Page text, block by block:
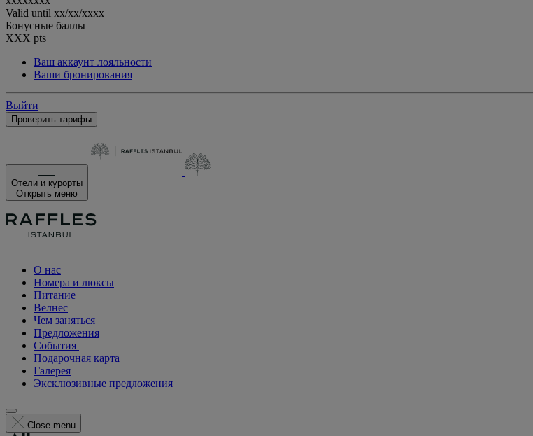
Valid until xx/xx/xxxx
Бонусные баллы
XXX pts
Ваш аккаунт лояльности
Ваши бронирования
Выйти
Проверить тарифы
Отели и курорты
Открыть меню
О нас
Номера и люксы
Питание
Велнес
Чем заняться
Предложения
События
Подарочная карта
Галерея
Эксклюзивные предложения
Close menu